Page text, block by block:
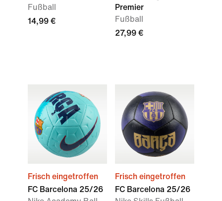
Fußball
14,99 €
Premier
Fußball
27,99 €
Frisch eingetroffen
FC Barcelona 25/26
Frisch eingetroffen
FC Barcelona 25/26